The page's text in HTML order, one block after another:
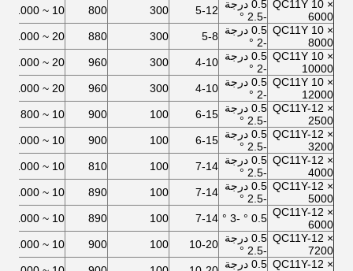
QC11Y 10 ×
6000
0.5 درجة
-2.5 °
5-12
300
800
10 ~ 1000
QC11Y 10 ×
8000
0.5 درجة
-2 °
5-8
300
880
20 ~ 1000
QC11Y 10 ×
10000
0.5 درجة
-2 °
4-10
300
960
20 ~ 1000
QC11Y 10 ×
12000
0.5 درجة
-2 °
4-10
300
960
20 ~ 1000
QC11Y-12 ×
2500
0.5 درجة
-2.5 °
6-15
100
900
10 ~ 800
QC11Y-12 ×
3200
0.5 درجة
-2.5 °
6-15
100
900
10 ~ 1000
QC11Y-12 ×
4000
0.5 درجة
-2.5 °
7-14
100
810
10 ~ 1000
QC11Y-12 ×
5000
0.5 درجة
-2.5 °
7-14
100
890
10 ~ 1000
QC11Y-12 ×
6000
0.5 ° -3 °
7-14
100
890
10 ~ 1000
QC11Y-12 ×
7200
0.5 درجة
-2.5 °
10-20
100
900
10 ~ 1000
QC11Y-12 ×
0.5 درجة